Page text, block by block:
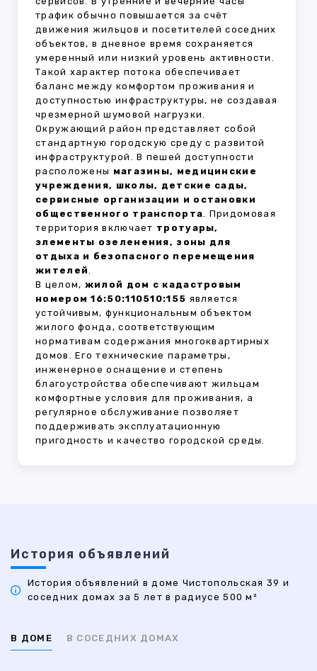
трафик обычно повышается за счёт
движения жильцов и посетителей соседних
объектов, в дневное время сохраняется
умеренный или низкий уровень активности.
Такой характер потока обеспечивает
баланс между комфортом проживания и
доступностью инфраструктуры, не создавая
чрезмерной шумовой нагрузки.
Окружающий район представляет собой
стандартную городскую среду с развитой
инфраструктурой. В пешей доступности
расположены магазины, медицинские
учреждения, школы, детские сады,
сервисные организации и остановки
общественного транспорта. Придомовая
территория включает тротуары,
элементы озеленения, зоны для
отдыха и безопасного перемещения
жителей.
В целом, жилой дом с кадастровым
номером 16:50:110510:155 является
устойчивым, функциональным объектом
жилого фонда, соответствующим
нормативам содержания многоквартирных
домов. Его технические параметры,
инженерное оснащение и степень
благоустройства обеспечивают жильцам
комфортные условия для проживания, а
регулярное обслуживание позволяет
поддерживать эксплуатационную
пригодность и качество городской среды.
История объявлений
История объявлений в доме Чистопольская 39 и
соседних домах за 5 лет в радиусе 500 м²
В ДОМЕ В СОСЕДНИХ ДОМАХ